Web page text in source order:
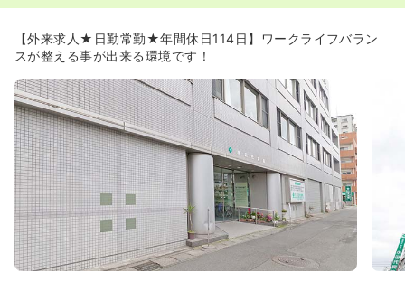
◆労働条件について相談できる環境があります。それは院
長や前理事長の「長く務めてもらうため、職員満足が大
◆産休育休のどちらとも実績があります。要望はなるべく
受け入れていて、配属先は行きたいところに変えるように
しているため復帰率は100％という数字になっています。
◆残業時間がほとんどありません。そのため仕事終わりお
子さんをお迎えに行くことが出来ます。また仕事終わりの
時間でショッピングなども楽しめます！
【外来求人★日勤常勤★年間休日114日】ワークライフバラン
スが整える事が出来る環境です！